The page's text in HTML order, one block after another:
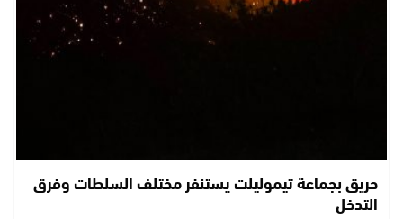
حريق بجماعة تيموليلت يستنفر مختلف السلطات وفرق
التدخل